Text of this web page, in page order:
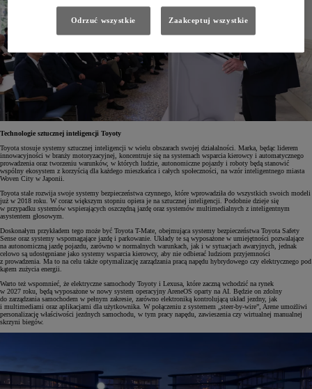
Technologie sztucznej inteligencji Toyoty
Toyota stosuje systemy sztucznej inteligencji w wielu obszarach swojej działalności. Marka, będąc liderem
innowacyjności w branży motoryzacyjnej, koncentruje się na systemach wsparcia kierowcy i automatycznego
prowadzenia oraz tworzeniu warunków, w których ludzie, autonomiczne pojazdy i roboty będą stanowić
wspólny ekosystem z korzyścią dla każdego mieszkańca i całych społeczności, na wzór inteligentnego miasta
Woven City w Japonii.
Toyota stale rozwija swoje systemy bezpieczeństwa czynnego, które wprowadziła do wszystkich swoich modeli
już w 2018 roku. W coraz większym stopniu opiera je na sztucznej inteligencji. Podobnie dzieje się
w przypadku systemów wspierających oszczędną jazdę oraz systemów multimedialnych z inteligentnym
asystentem głosowym.
Doskonałym przykładem tego może być Toyota T-Mate, obejmująca systemy bezpieczeństwa Toyota Safety
Sense oraz systemy wspomagające jazdę i parkowanie. Układy te są wyposażone w umiejętności pozwalające
na autonomiczną jazdę pojazdu, zarówno w normalnych warunkach, jak i w sytuacjach awaryjnych, jednak
celowo są udostępniane jako systemy wsparcia kierowcy, aby nie odbierać ludziom przyjemności
z prowadzenia. Ma to na celu także optymalizację zarządzania pracą napędu hybrydowego czy elektrycznego pod
kątem zużycia energii.
Warto też wspomnieć, że elektryczne samochody Toyoty i Lexusa, które zaczną wchodzić na rynek
w 2027 roku, będą wyposażone w nowy system operacyjny AreneOS oparty na AI. Będzie on zdolny
do zarządzania samochodem w pełnym zakresie, zarówno elektroniką kontrolującą układ jezdny, jak
i multimediami oraz aplikacjami dla użytkownika. W połączeniu z systemem „steer-by-wire”, Arene umożliwi
personalizację właściwości jezdnych samochodu, w tym pracy napędu, zawieszenia czy wirtualnej manualnej
skrzyni biegów.
Odrzuć wszystkie Zaakceptuj wszystkie